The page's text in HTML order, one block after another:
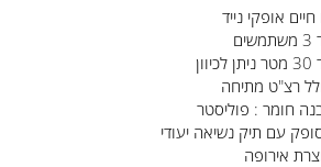
אופקי נייד
מתיחה
: פוליסטר
תיק נשיאה יעודי